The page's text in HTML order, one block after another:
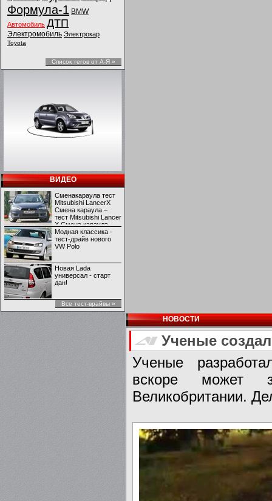
Формула-1 BMW
Автомобиль ДТП
Электромобиль Электрокар
Toyota
Список тегов от А-Я »
ВИДЕО
Сменакараула тест
Mitsubishi LancerX
Смена караула –
тест Mitsubishi Lancer
X Смена караула –
тест Mitsubishi Lancer
X
Модная классика -
тест-драйв нового
VW Polo
Новая Lada
универсал - старт
дан!
Все тест-врайвы »
НОВОСТИ
Ученые
Ученые
вскоре может
Великобритании.